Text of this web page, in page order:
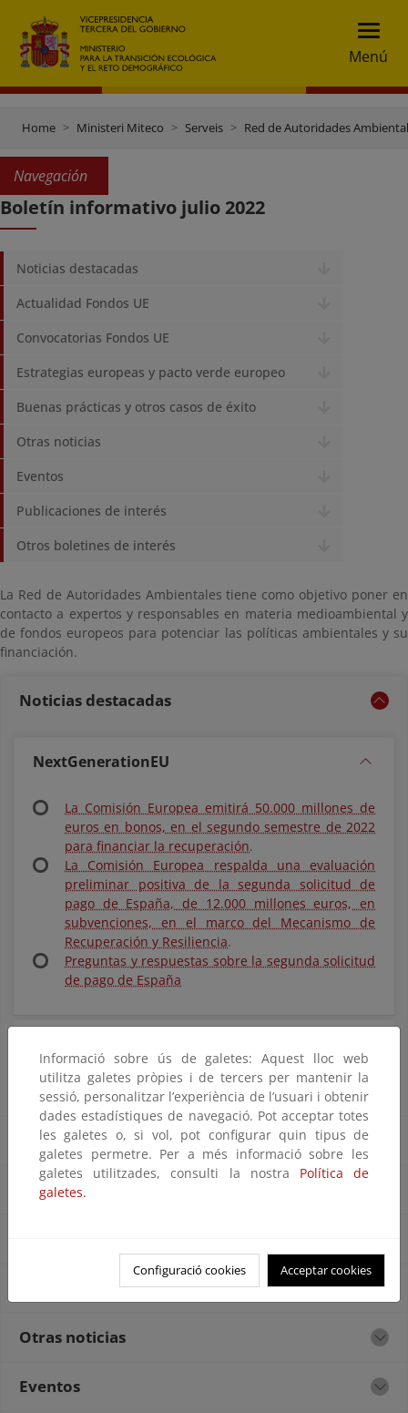
Menú
Home Ministeri Miteco Serveis Red de Autoridades
Navegación
Boletín informativo julio 2022
Noticias destacadas
Actualidad Fondos UE
Convocatorias Fondos UE
Estrategias europeas y pacto verde europeo
Buenas prácticas y otros casos de éxito
Otras noticias
Eventos
Publicaciones de interés
Otros boletines de interés
La Red de Autoridades Ambientales tiene como objetivo poner en
contacto a expertos y responsables en materia medioambiental y
de fondos europeos para potenciar las políticas ambientales y su
financiación.
Noticias destacadas
NextGenerationEU
La Comisión Europea emitirá 50.000 millones de
euros en bonos, en el segundo semestre de 2022
para financiar la recuperación.
La Comisión Europea respalda una evaluación
preliminar positiva de la segunda solicitud de
pago de España, de 12.000 millones euros, en
subvenciones, en el marco del Mecanismo de
Recuperación y Resiliencia.
Preguntas y respuestas sobre la segunda solicitud
de pago de España
de Recuperación, Transformación y
Resiliencia
Actualidad Fondos UE
Convocatorias Fondos UE
Buenas prácticas y otros casos de éxito
Otras noticias
Eventos
Informació sobre ús de galetes: Aquest lloc web
utilitza galetes pròpies i de tercers per mantenir la
sessió, personalitzar l’experiència de l’usuari i obtenir
dades estadístiques de navegació. Pot acceptar totes
les galetes o, si vol, pot configurar quin tipus de
galetes permetre. Per a més informació sobre les
galetes utilitzades, consulti la nostra Política de
galetes.
Configuració cookies Acceptar cookies